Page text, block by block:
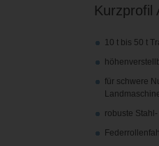
Kurzprofil
10 t bis 50 t
für schwere
robuste